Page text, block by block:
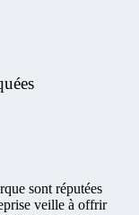
sont réputées
veille à offrir